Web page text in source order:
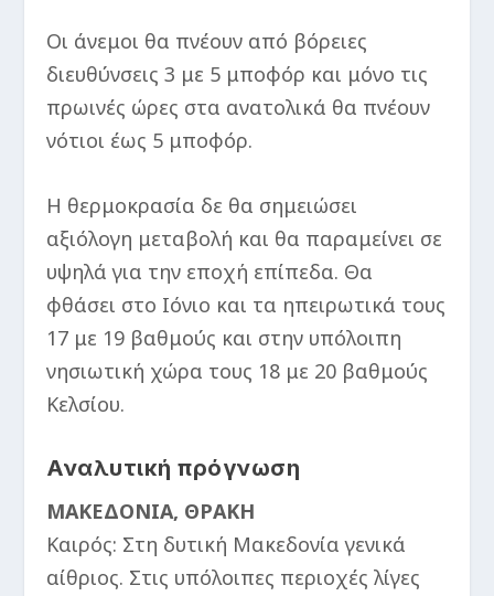
Οι άνεμοι θα πνέουν από βόρειες
διευθύνσεις 3 με 5 μποφόρ και μόνο τις
πρωινές ώρες στα ανατολικά θα πνέουν
νότιοι έως 5 μποφόρ.
Η θερμοκρασία δε θα σημειώσει
αξιόλογη μεταβολή και θα παραμείνει σε
υψηλά για την εποχή επίπεδα. Θα
φθάσει στο Ιόνιο και τα ηπειρωτικά τους
17 με 19 βαθμούς και στην υπόλοιπη
νησιωτική χώρα τους 18 με 20 βαθμούς
Κελσίου.
Αναλυτική πρόγνωση
ΜΑΚΕΔΟΝΙΑ, ΘΡΑΚΗ
Καιρός: Στη δυτική Μακεδονία γενικά
αίθριος. Στις υπόλοιπες περιοχές λίγες